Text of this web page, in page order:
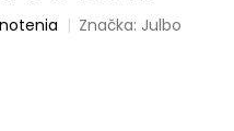
Značka: Julbo